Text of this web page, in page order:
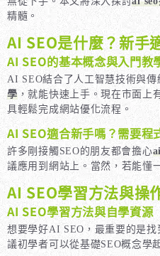
精髓。
AI SEO是什麼？新手
AI SEO的基本概念與入門教
AI SEO結合了人工智慧技術與
學，就能快速上手。現在市面上
具輕鬆完成網站優化流程。
AI SEO適合新手嗎？需要程
許多剛接觸SEO的朋友都會擔心
議應用到網站上。當然，若能懂
AI SEO學習方法與操
AI SEO學習方法與自學資源
想要學好AI SEO，最重要的是找
議初學者可以從基礎SEO概念學